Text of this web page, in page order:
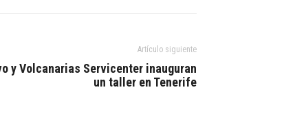
Artículo siguiente
y Volcanarias Servicenter inauguran
un taller en Tenerife